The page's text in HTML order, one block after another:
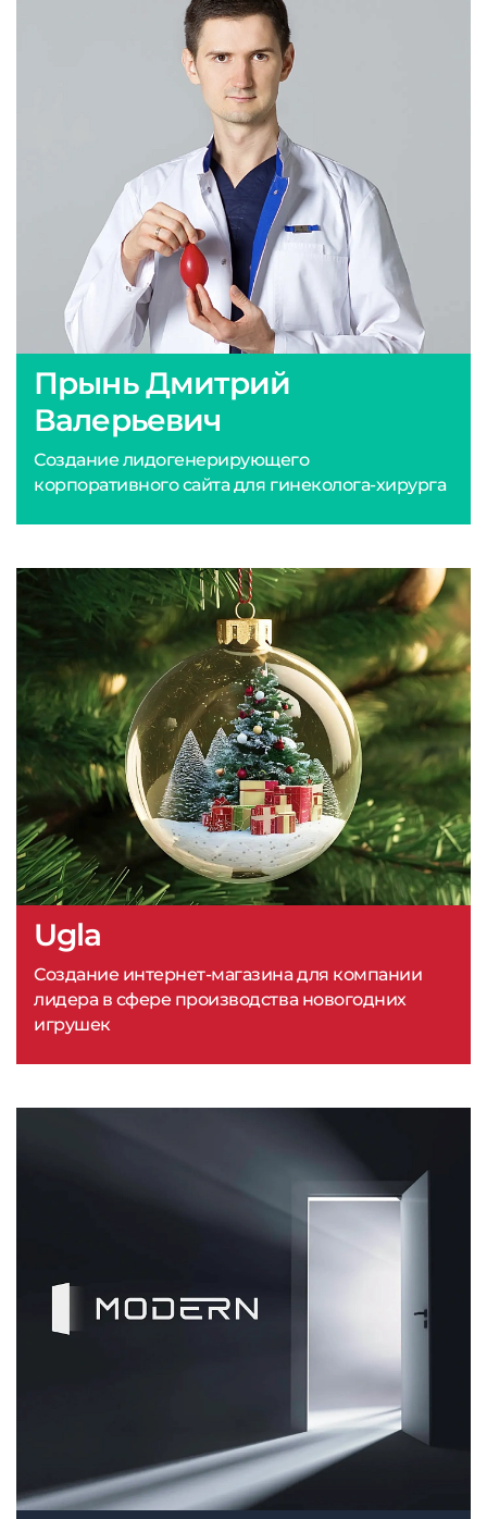
Ugla
Создание интернет-магазина для компании
лидера в сфере производства новогодних
игрушек
Прынь Дмитрий
Валерьевич
Создание лидогенерирующего
корпоративного сайта для гинеколога-хирурга